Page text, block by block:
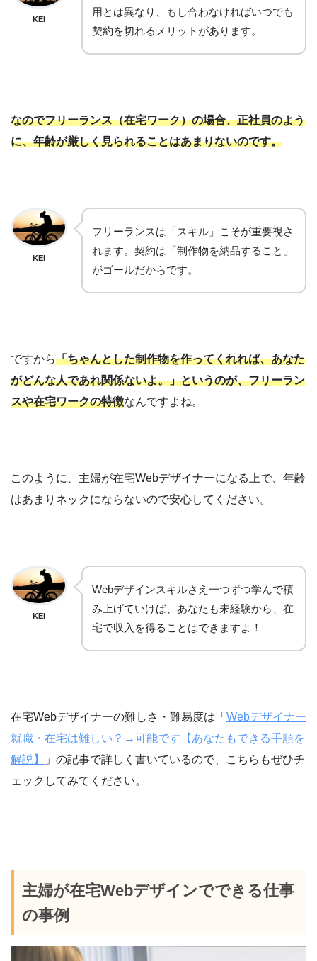
KEI
用とは異なり、もし合わなければいつでも
契約を切れるメリットがあります。
なのでフリーランス（在宅ワーク）の場合、正社員のよう
に、年齢が厳しく見られることはあまりないのです。
KEI
フリーランスは「スキル」こそが重要視さ
れます。契約は「制作物を納品すること」
がゴールだからです。
ですから「ちゃんとした制作物を作ってくれれば、あなた
がどんな人であれ関係ないよ。」というのが、フリーラン
スや在宅ワークの特徴なんですよね。
このように、主婦が在宅Webデザイナーになる上で、年齢
はあまりネックにならないので安心してください。
KEI
Webデザインスキルさえ一つずつ学んで積
み上げていけば、あなたも未経験から、在
宅で収入を得ることはできますよ！
在宅Webデザイナーの難しさ・難易度は「 Webデザイナー
就職・在宅は難しい？→可能です【あなたもできる手順を
解説】
」の記事で詳しく書いているので、こちらもぜひチ
ェックしてみてください。
主婦が在宅Webデザインでできる仕事
の事例